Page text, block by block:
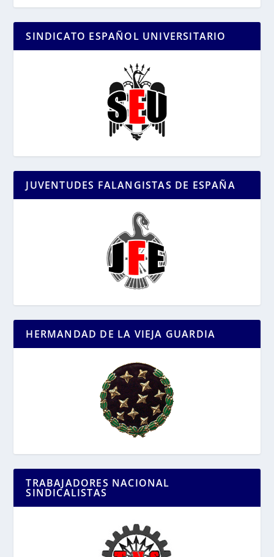
SINDICATO ESPAÑOL UNIVERSITARIO
JUVENTUDES FALANGISTAS DE ESPAÑA
HERMANDAD DE LA VIEJA GUARDIA
TRABAJADORES NACIONAL
SINDICALISTAS